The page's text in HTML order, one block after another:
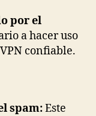
por el
a hacer uso
confiable.
spam:Este